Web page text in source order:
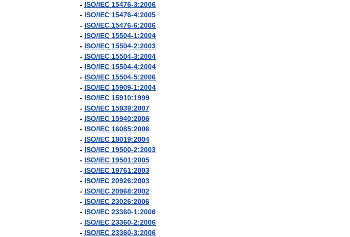
- ISO/IEC 15476-3:2006
- ISO/IEC 15476-4:2005
- ISO/IEC 15476-6:2006
- ISO/IEC 15504-1:2004
- ISO/IEC 15504-2:2003
- ISO/IEC 15504-3:2004
- ISO/IEC 15504-4:2004
- ISO/IEC 15504-5:2006
- ISO/IEC 15909-1:2004
- ISO/IEC 15910:1999
- ISO/IEC 15939:2007
- ISO/IEC 15940:2006
- ISO/IEC 16085:2006
- ISO/IEC 18019:2004
- ISO/IEC 19500-2:2003
- ISO/IEC 19501:2005
- ISO/IEC 19761:2003
- ISO/IEC 20926:2003
- ISO/IEC 20968:2002
- ISO/IEC 23026:2006
- ISO/IEC 23360-1:2006
- ISO/IEC 23360-2:2006
- ISO/IEC 23360-3:2006